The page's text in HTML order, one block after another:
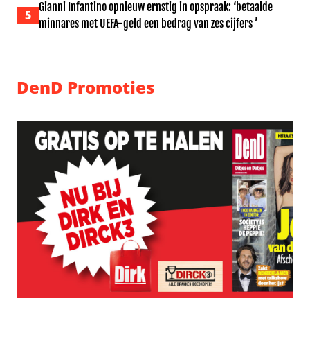
5
Gianni Infantino opnieuw ernstig in opspraak: ‘betaalde
minnares met UEFA-geld een bedrag van zes cijfers ’
DenD Promoties